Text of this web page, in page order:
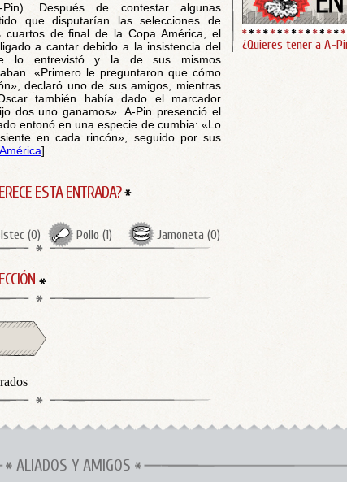
Pin). Después de contestar algunas
que disputarían las selecciones de
de final de la Copa América, el
a cantar debido a la insistencia del
lo entrevistó y la de sus mismos
«Primero le preguntaron que cómo
declaró uno de sus amigos, mientras
también había dado el marcador
dos uno ganamos». A-Pin presenció el
entonó en una especie de cumbia: «Lo
en cada rincón», seguido por sus
]
ESTA ENTRADA?
(0) Pollo (1) Jamoneta (0)
¿Quieres tener a A-
ALIADOS Y AMIGOS